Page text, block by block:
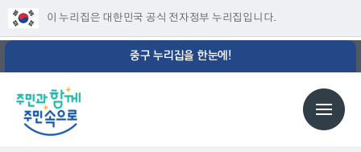
이 누리집은 대한민국 공식 전자정부 누리집입니다.
중구 누리집을 한눈에!